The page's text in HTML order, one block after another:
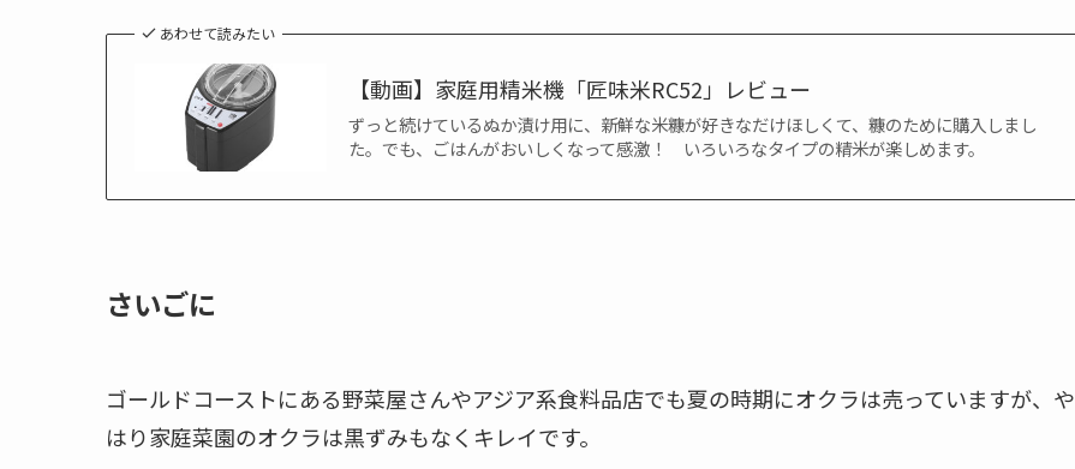
あわせて読みたい
【動画】家庭用精米機「匠味米RC52」レビュー
ずっと続けているぬか漬け用に、新鮮な米糠が好きなだけほしくて、糠のために購入しまし
た。でも、ごはんがおいしくなって感激！ いろいろなタイプの精米が楽しめます。
さいごに
ゴールドコーストにある野菜屋さんやアジア系食料品店でも夏の時期にオクラは売っていますが、や
はり家庭菜園のオクラは黒ずみもなくキレイです。